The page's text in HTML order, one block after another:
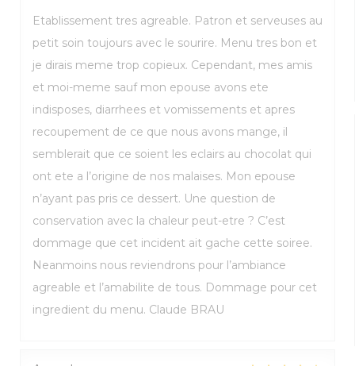
Etablissement tres agreable. Patron et serveuses au
petit soin toujours avec le sourire. Menu tres bon et
je dirais meme trop copieux. Cependant, mes amis
et moi-meme sauf mon epouse avons ete
indisposes, diarrhees et vomissements et apres
recoupement de ce que nous avons mange, il
semblerait que ce soient les eclairs au chocolat qui
ont ete a l’origine de nos malaises. Mon epouse
n’ayant pas pris ce dessert. Une question de
conservation avec la chaleur peut-etre ? C’est
dommage que cet incident ait gache cette soiree.
Neanmoins nous reviendrons pour l’ambiance
agreable et l’amabilite de tous. Dommage pour cet
ingredient du menu. Claude BRAU